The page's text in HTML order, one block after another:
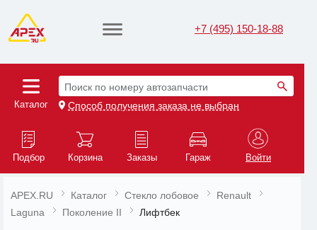
+7 (495) 150-18-88
Каталог
Поиск по номеру автозапчасти
Способ получения заказа не выбран
Подбор Корзина Заказы Гараж Войти
APEX.RU Каталог Стекло лобовое
Renault
Laguna
Поколение II Лифтбек